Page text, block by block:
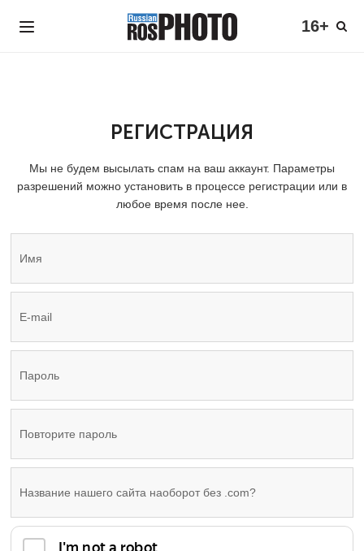
16+
РЕГИСТРАЦИЯ
Мы не будем высылать спам на ваш аккаунт. Параметры
разрешений можно установить в процессе регистрации или в
любое время после нее.